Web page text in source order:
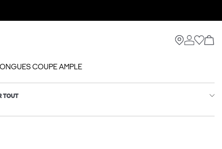
COUPE AMPLE
TOUT